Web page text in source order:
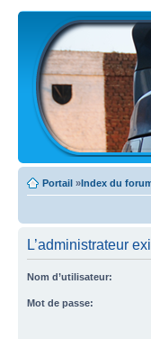
Portail »Index du
L’administrateur
Nom d’utilisateur:
Mot de passe: